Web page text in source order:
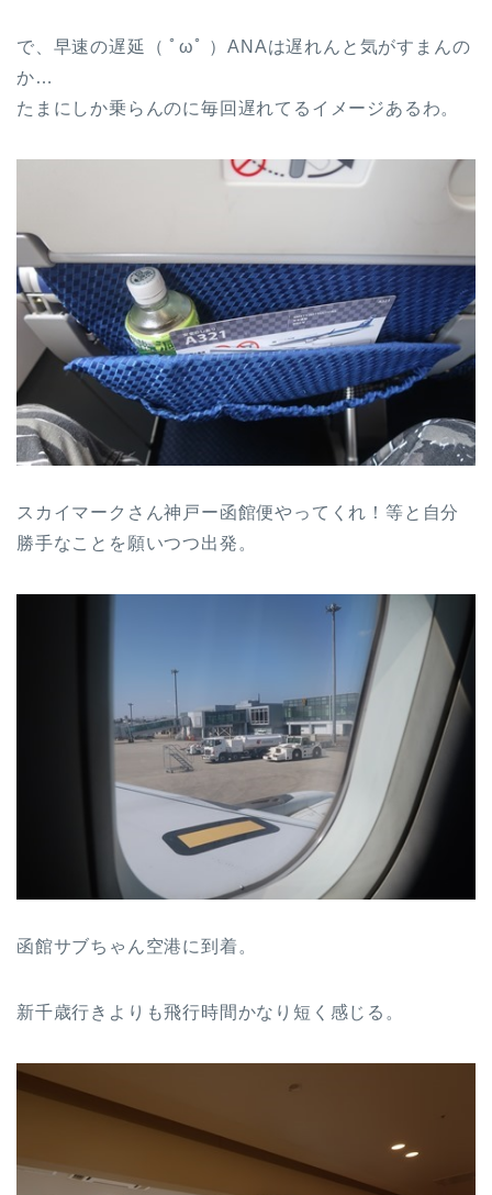
で、早速の遅延（ ﾟωﾟ ）ANAは遅れんと気がすまんの
か…
たまにしか乗らんのに毎回遅れてるイメージあるわ。
スカイマークさん神戸ー函館便やってくれ！等と自分
勝手なことを願いつつ出発。
函館サブちゃん空港に到着。
新千歳行きよりも飛行時間かなり短く感じる。